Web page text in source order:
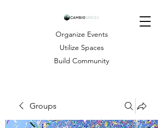
Organize Events
Utilize Spaces
Build Community
Groups